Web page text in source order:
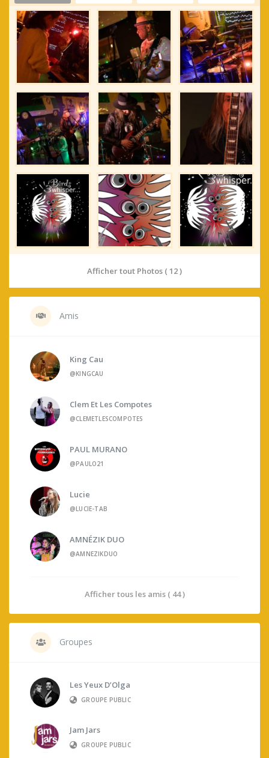
Afficher tout Photos ( 12 )
Amis
King Cau
@KINGCAU
Clem Et Les Compotes
@CLEMETLESCOMPOTES
PAUL MURANO
@PAULO21
Lucie
@LUCIE-TAB
AMNÉZIK DUO
@AMNEZIKDUO
Afficher tous les amis ( 44 )
Groupes
Les Yeux D’Olga
GROUPE PUBLIC
Jam Jars
GROUPE PUBLIC